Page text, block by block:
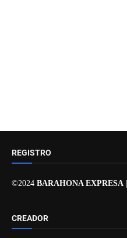
REGISTRO
©2024 BARAHONA EXPRESA
CREADOR